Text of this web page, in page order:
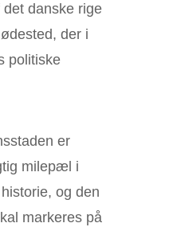
danske rige
der i
politiske
er
milepæl i
og den
markeres på